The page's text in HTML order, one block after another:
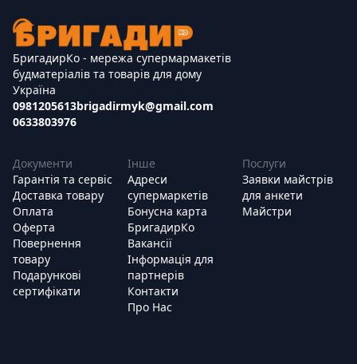
БригадирКо - мережа супермармакетів
будматеріалів та товарів для дому
Україна
0981205613
0633803976
brigadirmyk@gmail.com
Документи
Гарантія та сервіс
Доставка товару
Оплата
Оферта
Повернення
товару
Подарункові
сертифікати
Інше
Адреси
супермаркетів
Бонусна карта
БригадирКо
Вакансії
Інформація для
партнерів
Контакти
Про Нас
Послуги
Заявки майстрів
для анкети
Майстри